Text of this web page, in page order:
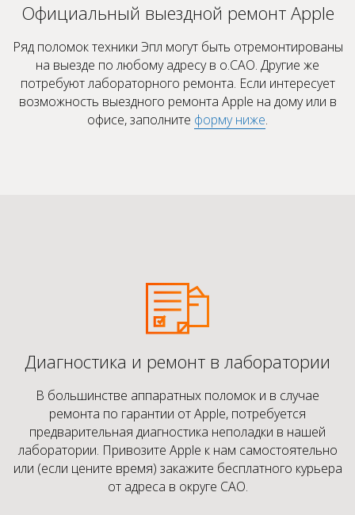
Официальный выездной ремонт Apple
Ряд поломок техники Эпл могут быть отремонтированы
на выезде по любому адресу в о.САО. Другие же
потребуют лабораторного ремонта. Если интересует
возможность выездного ремонта Apple на дому или в
офисе, заполните форму ниже.
Диагностика и ремонт в лаборатории
В большинстве аппаратных поломок и в случае
ремонта по гарантии от Apple, потребуется
предварительная диагностика неполадки в нашей
лаборатории. Привозите Apple к нам самостоятельно
или (если цените время) закажите бесплатного курьера
от адреса в округе САО.